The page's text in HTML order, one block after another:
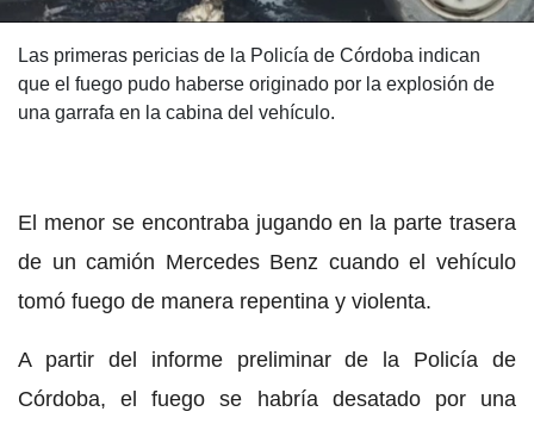
Las primeras pericias de la Policía de Córdoba indican
que el fuego pudo haberse originado por la explosión de
una garrafa en la cabina del vehículo.
El menor se encontraba jugando en la parte trasera
de un camión Mercedes Benz cuando el vehículo
tomó fuego de manera repentina y violenta.
A partir del informe preliminar de la Policía de
Córdoba, el fuego se habría desatado por una